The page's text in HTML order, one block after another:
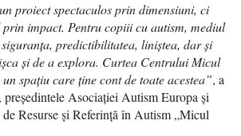
proiect spectaculos prin dimensiuni, ci
prin impact. Pentru copiii cu autism, mediul
predictibilitatea, liniștea, dar și
și de a explora. Curtea Centrului Micul
spațiu care ține cont de toate acestea”, a
Asociației Autism Europa și
Resurse şi Referinţă în Autism „Micul